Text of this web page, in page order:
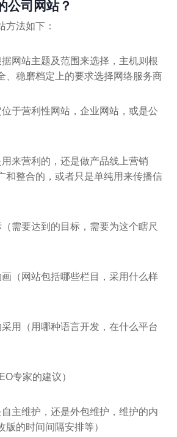
公司网站？
方法如下：
网站主题及范围来选择，主机则根
、稳磨档定上的要求选择网络服务商
于营利性网站，企业网站，或是公
来营利的，还是做产品线上营销
和整合的，或者只是单纯用来传播信
需要达到的目标，需要为这个瞎尺
（网站包括哪些栏目，采用什么样
用（用哪种语言开发，在什么平台
专家的建议）
主维护，还是外包维护，维护的内
版的时间间隔安排等）